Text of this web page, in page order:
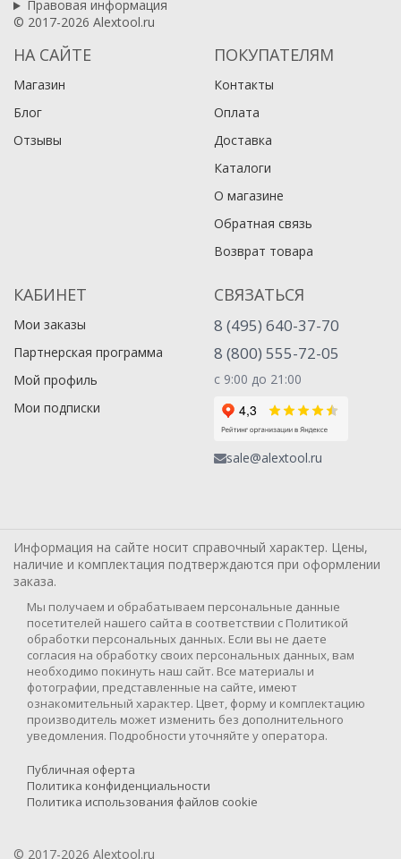
Правовая информация
© 2017-2026 Alextool.ru
НА САЙТЕ
Магазин
Блог
Отзывы
ПОКУПАТЕЛЯМ
Контакты
Оплата
Доставка
Каталоги
О магазине
Обратная связь
Возврат товара
КАБИНЕТ
Мои заказы
Партнерская программа
Мой профиль
Мои подписки
СВЯЗАТЬСЯ
8 (495) 640-37-70
8 (800) 555-72-05
с 9:00 до 21:00
sale@alextool.ru
Информация на сайте носит справочный характер. Цены,
наличие и комплектация подтверждаются при оформлении
заказа.
Мы получаем и обрабатываем персональные данные
посетителей нашего сайта в соответствии с Политикой
обработки персональных данных. Если вы не даете
согласия на обработку своих персональных данных, вам
необходимо покинуть наш сайт. Все материалы и
фотографии, представленные на сайте, имеют
ознакомительный характер. Цвет, форму и комплектацию
производитель может изменить без дополнительного
уведомления. Подробности уточняйте у оператора.
Публичная оферта
Политика конфиденциальности
Политика использования файлов cookie
© 2017-2026 Alextool.ru